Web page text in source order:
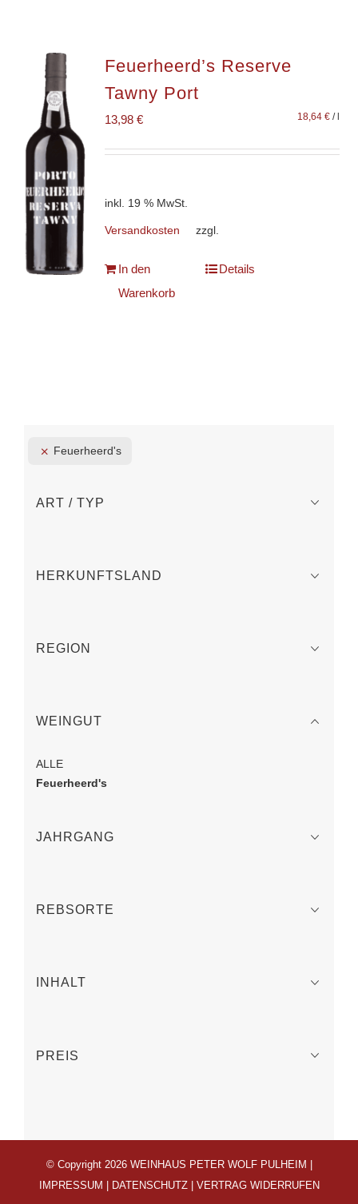
Feuerheerd’s Reserve
Tawny Port
13,98€ 18,64€ /
inkl. 19 % MwSt.
zzgl.
Versandkosten
In den
Warenkorb
Details
Feuerheerd's
ART / TYP
HERKUNFTSLAND
REGION
WEINGUT
ALLE
Feuerheerd's
JAHRGANG
REBSORTE
INHALT
PREIS
© Copyright 2026 WEINHAUS PETER WOLF PULHEIM |
IMPRESSUM
DATENSCHUTZ| VERTRAG WIDERRUFEN